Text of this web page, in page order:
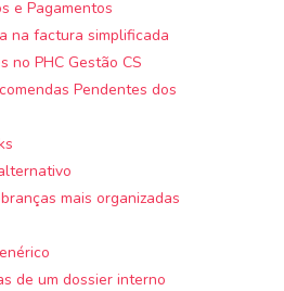
e Pagamentos
na factura simplificada
no PHC Gestão CS
Pendentes dos
mais organizadas
de um dossier interno